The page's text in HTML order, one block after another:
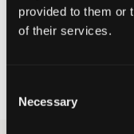
provided to them or
of their services.
Selection
Necessary
Recht op herroeping